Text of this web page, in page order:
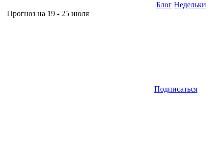
Блог Недельки
Прогноз на 19 - 25 июля
Подписаться